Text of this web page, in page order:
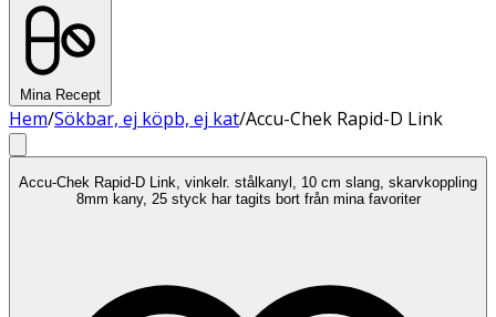
Mina Recept
Hem/Sökbar, ej köpb, ej kat/Accu-Chek Rapid-D Link
Accu-Chek Rapid-D Link, vinkelr. stålkanyl, 10 cm slang, skarvkoppling
8mm kany, 25 styck har tagits bort från mina favoriter